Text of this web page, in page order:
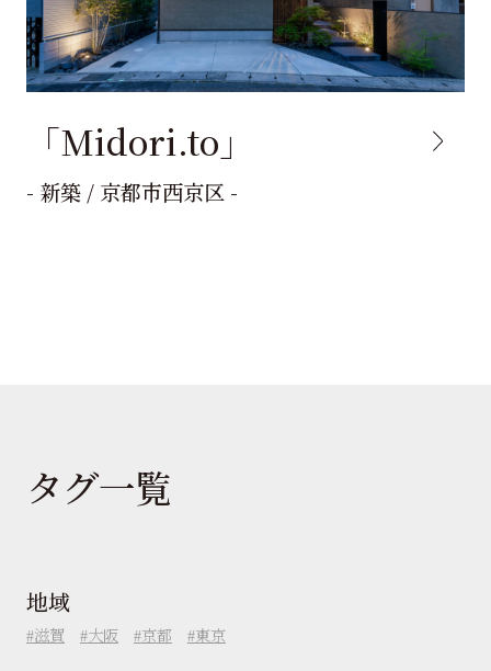
「Midori.to」
- 新築 / 京都市西京区 -
タグ一覧
地域
滋賀 大阪 京都 東京